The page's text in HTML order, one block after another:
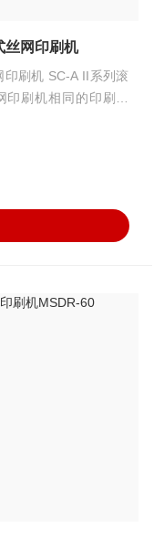
丝网印刷机
刷机 SC-A II系列滚
刷机相同的印刷精
画、商标/包装印刷的
干胶标签、标牌、转
、羊皮纸等各种印